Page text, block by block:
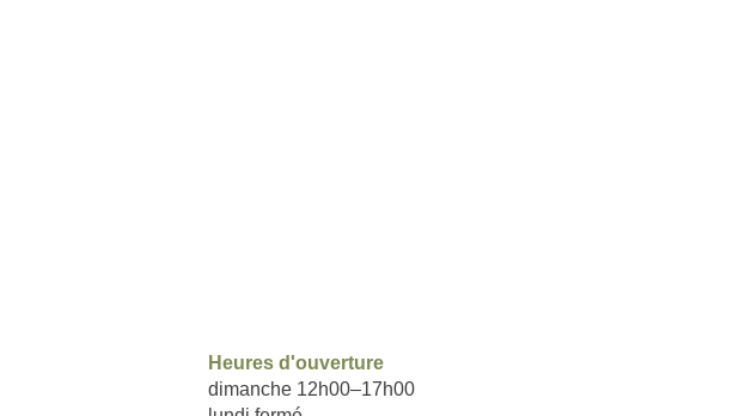
Heures d'ouverture​
dimanche 12h00–17h00